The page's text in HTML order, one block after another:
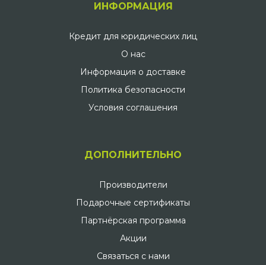
ИНФОРМАЦИЯ
Кредит для юридических лиц
О нас
Информация о доставке
Политика безопасности
Условия соглашения
ДОПОЛНИТЕЛЬНО
Производители
Подарочные сертификаты
Партнёрская программа
Акции
Связаться с нами